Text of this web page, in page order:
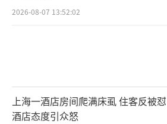
2026-08-07 13:52:02
上海一酒店房间爬满床虱 住客反被怼
酒店态度引众怒